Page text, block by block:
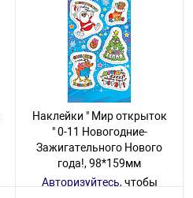
440 товаров
Наклейки " Мир открыток
" 0-11 Новогодние-
Зажигательного Нового
года!, 98*159мм
Авторизуйтесь, чтобы